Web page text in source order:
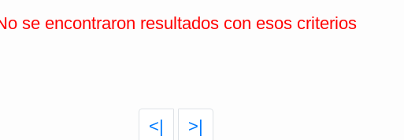
se encontraron resultados con esos criterios
<| >|